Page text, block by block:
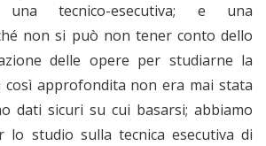
una tecnico-esecutiva; e una
non si può non tener conto dello
delle opere per studiarne la
così approfondita non era mai stata
dati sicuri su cui basarsi; abbiamo
lo studio sulla tecnica esecutiva di